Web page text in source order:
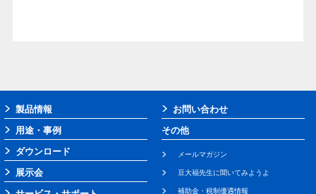
製品情報
用途・事例
ダウンロード
展示会
お問い合わせ
その他
メールマガジン
豆大福先生に聞いてみようよ
補助金・税制優遇情報